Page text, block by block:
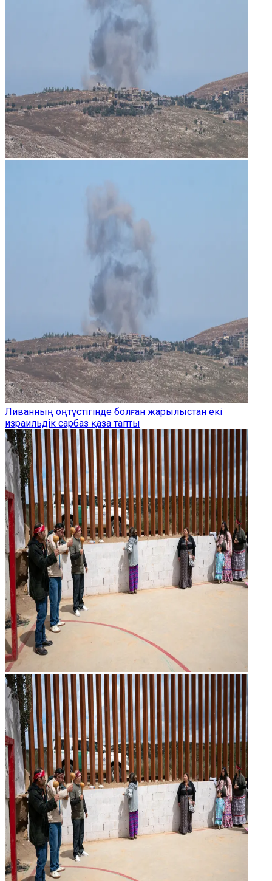
Ливанның оңтүстігінде болған жарылыстан екі
израильдік сарбаз қаза тапты